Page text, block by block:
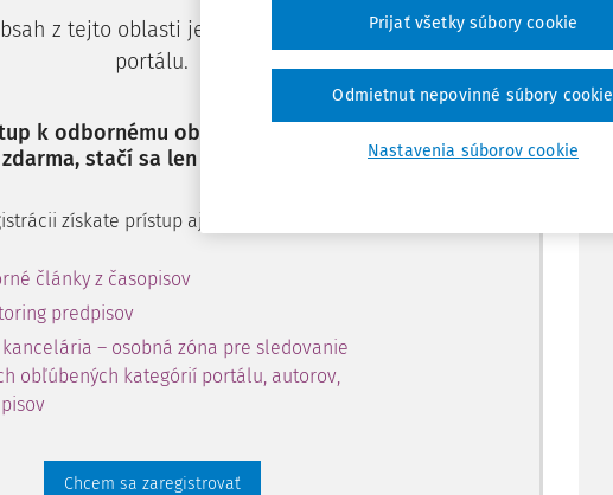
z tejto oblasti je dostupný predplatiteľom
portálu.
k odbornému obsahu a získajte prístup na 10
stačí sa len zaregistrovať.
získate prístup aj k vybranému obsahu:
články z časopisov
predpisov
kancelária – osobná zóna pre sledovanie
obľúbených kategórií portálu, autorov,
Chcem sa zaregistrovať
Nastavenia súborov cookie
Odmietnut nepovinné súbory cookie
Prijať všetky súbory cookie